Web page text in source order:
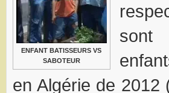
ENFANT BATISSEURS VS
SABOTEUR
sont
en Algérie de 2012